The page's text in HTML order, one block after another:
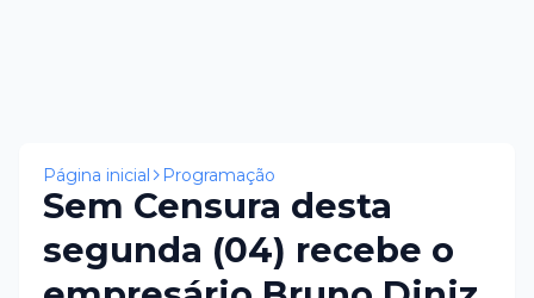
Página inicial Programação
Sem Censura desta
segunda (04) recebe o